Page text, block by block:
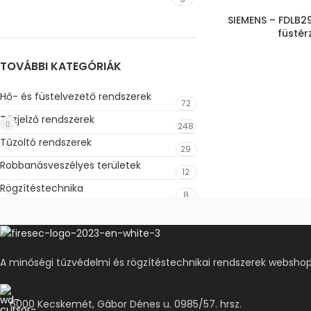
TOVÁBBI KATEGÓRIÁK
Hő- és füstelvezető rendszerek 72
Tűzjelző rendszerek 248
Tűzoltó rendszerek 29
Robbanásveszélyes területek 12
Rögzítéstechnika 8
SIEMENS –
A minőségi tűzvédelmi és rögzítéstechnikai rendszerek
6000 Kecskemét, Gábor Dénes u. 0985/57. hrsz.